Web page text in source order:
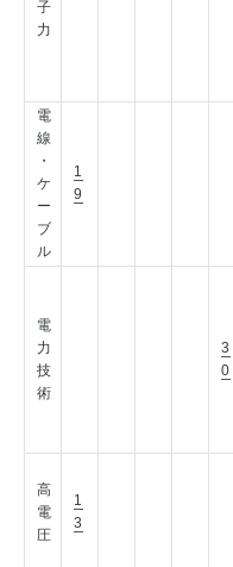
子
力
電
線
・
ケ
ー
ブ
ル
1
9
電
力
技
術
3
0
高
電
圧
1
3